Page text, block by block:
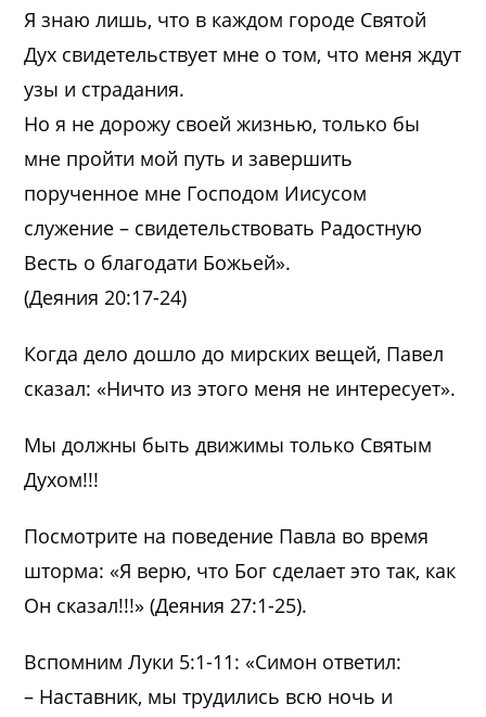
Я знаю лишь, что в каждом городе Святой
Дух свидетельствует мне о том, что меня ждут
узы и страдания.
Но я не дорожу своей жизнью, только бы
мне пройти мой путь и завершить
порученное мне Господом Иисусом
служение – свидетельствовать Радостную
Весть о благодати Божьей».
(Деяния 20:17-24)
Когда дело дошло до мирских вещей, Павел
сказал: «Ничто из этого меня не интересует».
Мы должны быть движимы только Святым
Духом!!!
Посмотрите на поведение Павла во время
шторма: «Я верю, что Бог сделает это так, как
Он сказал!!!» (Деяния 27:1-25).
Вспомним Луки 5:1-11: «Симон ответил:
– Наставник, мы трудились всю ночь и